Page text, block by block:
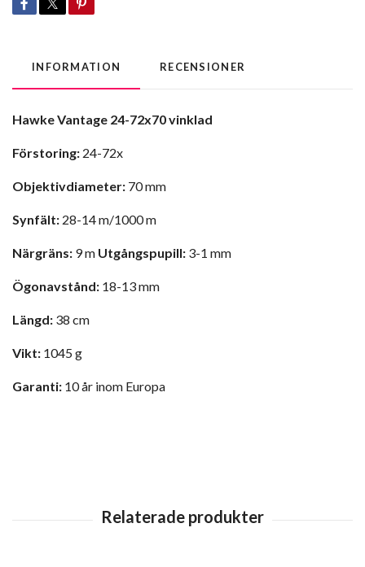
INFORMATION RECENSIONER
Hawke Vantage 24-72x70 vinklad
Förstoring: 24-72x
Objektivdiameter: 70 mm
Synfält: 28-14 m/1000 m
Närgräns: 9 m Utgångspupill: 3-1 mm
Ögonavstånd: 18-13 mm
Längd: 38 cm
Vikt: 1045 g
Garanti: 10 år inom Europa